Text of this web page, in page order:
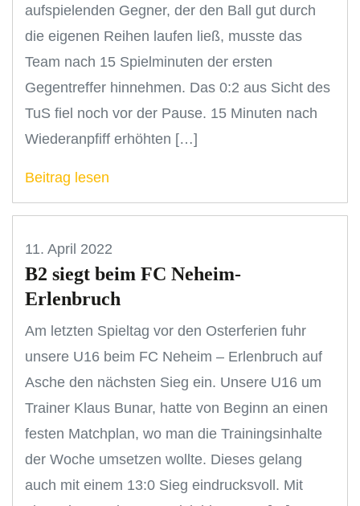
aufspielenden Gegner, der den Ball gut durch
die eigenen Reihen laufen ließ, musste das
Team nach 15 Spielminuten der ersten
Gegentreffer hinnehmen. Das 0:2 aus Sicht des
TuS fiel noch vor der Pause. 15 Minuten nach
Wiederanpfiff erhöhten […]
Beitrag lesen
11. April 2022
B2 siegt beim FC Neheim-
Erlenbruch
Am letzten Spieltag vor den Osterferien fuhr
unsere U16 beim FC Neheim – Erlenbruch auf
Asche den nächsten Sieg ein. Unsere U16 um
Trainer Klaus Bunar, hatte von Beginn an einen
festen Matchplan, wo man die Trainingsinhalte
der Woche umsetzen wollte. Dieses gelang
auch mit einem 13:0 Sieg eindrucksvoll. Mit